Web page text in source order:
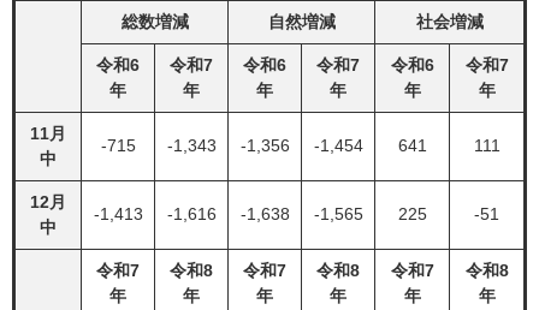
総数増減
自然増減 社会増減
令和6
年
令和7
年
令和6
年
令和7
年
令和6
年
令和7
年
11月
中
-715 -1,343 -1,356 -1,454 641 111
12月
中
-1,413 -1,616 -1,638 -1,565 225 -51
令和7
年
令和8
年
令和7
年
令和8
年
令和7
年
令和8
年